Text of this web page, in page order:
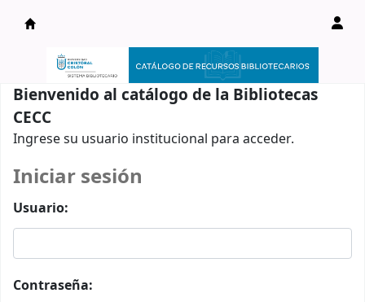
Catálogo en línea
Bienvenido al catálogo de la Bibliotecas
CECC
Ingrese su usuario institucional para acceder.
Iniciar sesión
Usuario:
Contraseña: